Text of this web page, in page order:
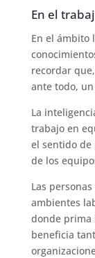
En el
En el ámbito
recordar
ante todo,
La
trabajo en
el sentido de
de los
Las
ambientes
donde prima
beneficia